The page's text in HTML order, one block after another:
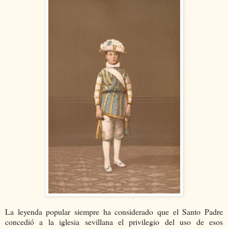
La leyenda popular siempre ha considerado que el Santo Padre
concedió a la iglesia sevillana el privilegio del uso de esos